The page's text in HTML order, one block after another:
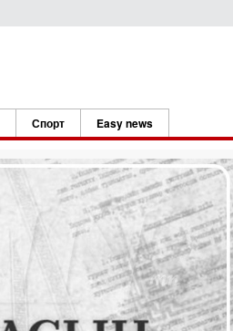
Спорт Easy news